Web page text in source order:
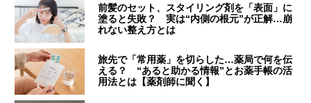
前髪のセット、スタイリング剤を「表面」に
塗ると失敗？ 実は“内側の根元”が正解…崩
れない整え方とは
旅先で「常用薬」を切らした…薬局で何を伝
える？ “あると助かる情報”とお薬手帳の活
用法とは【薬剤師に聞く】